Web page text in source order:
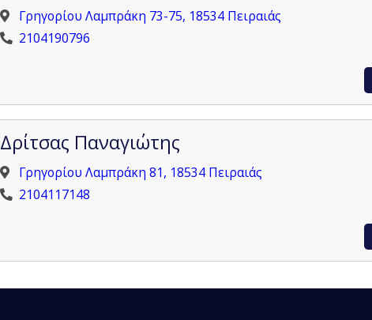
Γρηγορίου Λαμπράκη 73-75, 18534 Πειραιάς
2104190796
Δρίτσας Παναγιώτης
Γρηγορίου Λαμπράκη 81, 18534 Πειραιάς
2104117148